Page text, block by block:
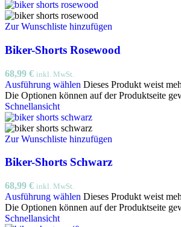
Zur Wunschliste hinzufügen
Biker-Shorts Rosewood
68,99 € inkl. MwSt.
Ausführung wählen Dieses Produkt weist
Die Optionen können auf der Produktseite
Schnellansicht
Zur Wunschliste hinzufügen
Biker-Shorts Schwarz
68,99 € inkl. MwSt.
Ausführung wählen Dieses Produkt weist
Die Optionen können auf der Produktseite
Schnellansicht